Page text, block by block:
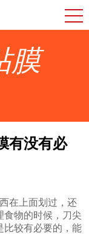
膜
有没有必
在上面划过，还
食物的时候，刀尖
比较有必要的，能